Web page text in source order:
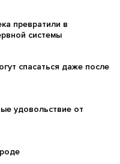
превратили в
системы
спасаться даже после
удовольствие от